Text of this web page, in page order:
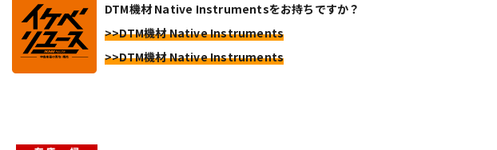
DTM機材 Native Instrumentsをお持ちですか？
>>DTM機材 Native Instruments
>>DTM機材 Native Instruments